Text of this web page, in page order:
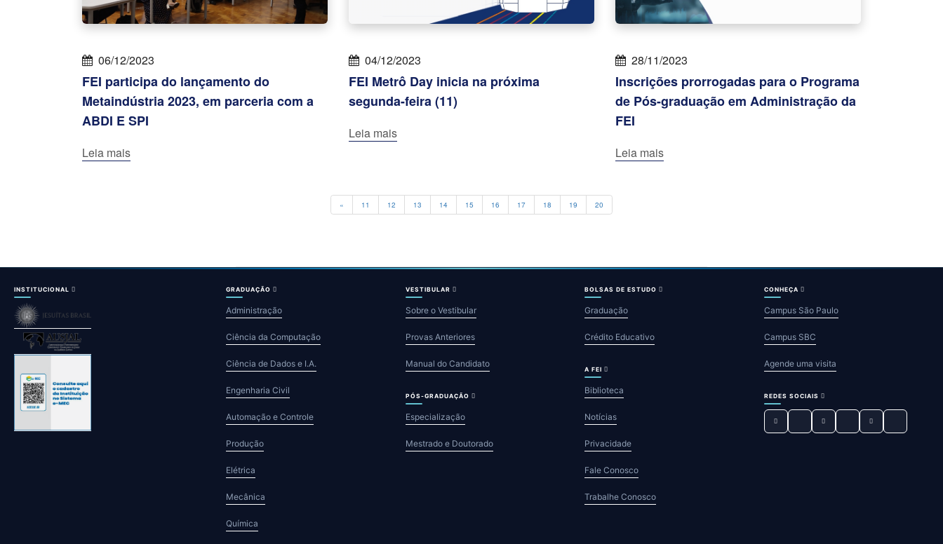
06/12/2023
FEI participa do lançamento do
Metaindústria 2023, em parceria com a
ABDI E SPI
Leia mais
04/12/2023
FEI Metrô Day inicia na próxima
segunda-feira (11)
Leia mais
28/11/2023
Inscrições prorrogadas para o Programa
de Pós-graduação em Administração da
FEI
Leia mais
« Previous
11 12 13 14 15 16 17 18 19 20
INSTITUCIONAL GRADUAÇÃO
Administração
Ciência da Computação
Ciência de Dados e I.A.
Engenharia Civil
Automação e Controle
Produção
Elétrica
Mecânica
Química
VESTIBULAR
Sobre o Vestibular
Provas Anteriores
Manual do Candidato
PÓS-GRADUAÇÃO
Especialização
Mestrado e Doutorado
BOLSAS DE ESTUDO
Graduação
Crédito Educativo
A FEI
Biblioteca
Notícias
Privacidade
Fale Conosco
Trabalhe Conosco
CONHEÇA
Campus São Paulo
Campus SBC
Agende uma visita
REDES SOCIAIS